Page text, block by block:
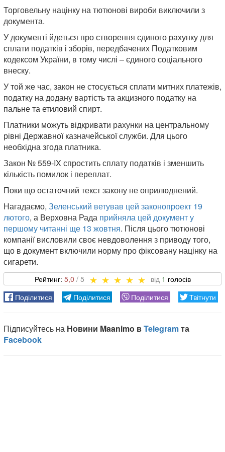
Торговельну націнку на тютюнові вироби виключили з
документа.
У документі йдеться про створення єдиного рахунку для
сплати податків і зборів, передбачених Податковим
кодексом України, в тому числі – єдиного соціального
внеску.
У той же час, закон не стосується сплати митних платежів,
податку на додану вартість та акцизного податку на
пальне та етиловий спирт.
Платники можуть відкривати рахунки на центральному
рівні Державної казначейської служби. Для цього
необхідна згода платника.
Закон № 559-IX спростить сплату податків і зменшить
кількість помилок і переплат.
Поки що остаточний текст закону не оприлюднений.
Нагадаємо, Зеленський ветував цей законопроект 19
лютого, а Верховна Рада прийняла цей документ у
першому читанні ще 13 жовтня. Після цього тютюнові
компанії висловили своє невдоволення з приводу того,
що в документ включили норму про фіксовану націнку на
сигарети.
5,0 1